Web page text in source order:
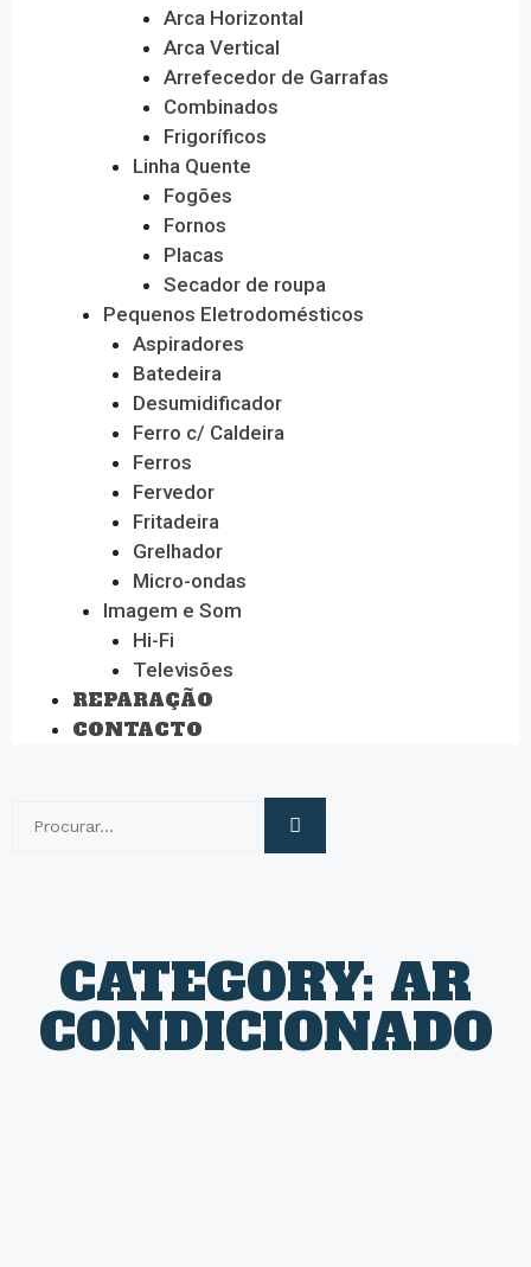
Arca Horizontal
Arca Vertical
Arrefecedor de Garrafas
Combinados
Frigoríficos
Linha Quente
Fogões
Fornos
Placas
Secador de roupa
Pequenos Eletrodomésticos
Aspiradores
Batedeira
Desumidificador
Ferro c/ Caldeira
Ferros
Fervedor
Fritadeira
Grelhador
Micro-ondas
Imagem e Som
Hi-Fi
Televisões
REPARAÇÃO
CONTACTO
CATEGORY: AR
CONDICIONADO